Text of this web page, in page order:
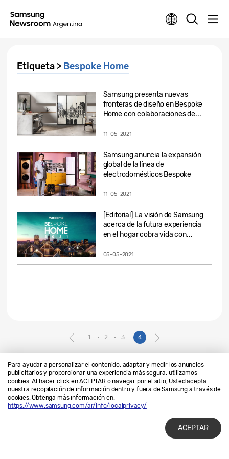
Para ayudar a personalizar el contenido, adaptar y medir los anuncios
publicitarios y proporcionar una experiencia más segura, utilizamos
cookies. Al hacer click en ACEPTAR o navegar por el sitio, Usted acepta
nuestra recopilación de información dentro y fuera de Samsung a través de
cookies. Obtenga más información en:
https://www.samsung.com/ar/info/localprivacy/
ACEPTAR
Etiqueta > Bespoke Home
Samsung presenta nuevas
fronteras de diseño en Bespoke
Home con colaboraciones de...
11-05-2021
Samsung anuncia la expansión
global de la línea de
electrodomésticos Bespoke
11-05-2021
[Editorial] La visión de Samsung
acerca de la futura experiencia
en el hogar cobra vida con...
05-05-2021
1 2 3 4
Contáctanos
SAMSUNG.COM
Privacidad